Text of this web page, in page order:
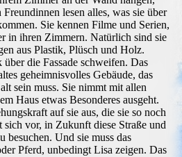
lesen alles, was sie über
Sie kennen Filme und Serien,
in ihren Zimmern. Natürlich sind sie
aus Plastik, Plüsch und Holz.
die Fassade schweifen. Das
geheimnisvolles Gebäude, das
sein muss. Sie nimmt mit allen
Haus etwas Besonderes ausgeht.
auf sie aus, die sie so noch
sich vor, in Zukunft diese Straße und
besuchen. Und sie muss das
Pferd, unbedingt Lisa zeigen. Das